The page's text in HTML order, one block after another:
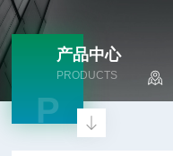
产品中心
PRODUCTS
P